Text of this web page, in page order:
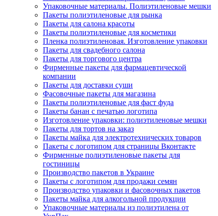
Упаковочные материалы. Полиэтиленовые мешки
Пакеты полиэтиленовые для рынка
Пакеты для салона красоты
Пакеты полиэтиленовые для косметики
Пленка полиэтиленовая. Изготовление упаковки
Пакеты для свадебного салона
Пакеты для торгового центра
Фирменные пакеты для фармацевтической
компании
Пакеты для доставки суши
Фасовочные пакеты для магазина
Пакеты полиэтиленовые для фаст фуда
Пакеты банан с печатью логотипа
Изготовление упаковки: полиэтиленовые мешки
Пакеты для тортов на заказ
Пакеты майка для электротехнических товаров
Пакеты с логотипом для страницы Вконтакте
Фирменные полиэтиленовые пакеты для
гостиницы
Производство пакетов в Украине
Пакеты с логотипом для продажи семян
Производство упаковки и фасовочных пакетов
Пакеты майка для алкогольной продукции
Упаковочные материалы из полиэтилена от